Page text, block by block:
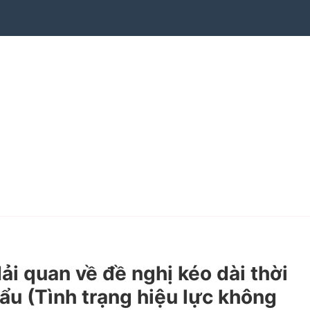
quan về đề nghị kéo dài thời
(Tình trạng hiệu lực không